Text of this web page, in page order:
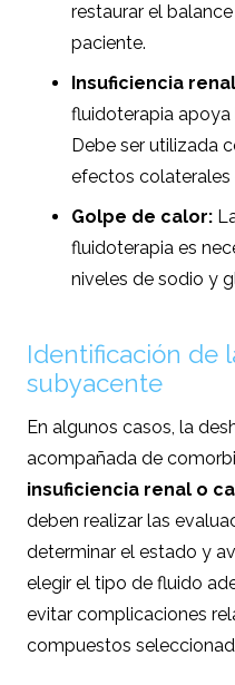
restaurar el
paciente.
Insuficiencia
fluidoterapia apoya
Debe ser utilizada
efectos colaterales
Golpe de calor:
fluidoterapia es
niveles de sodio y
Identificación de
subyacente
En algunos casos, la
acompañada de
insuficiencia renal o
deben realizar las
determinar el estado y
elegir el tipo de fluido
evitar complicaciones
compuestos